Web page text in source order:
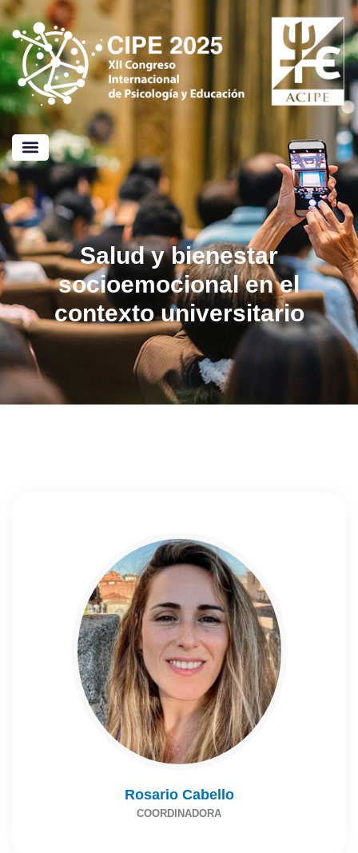
Salud y bienestar
socioemocional en el
contexto universitario
Rosario Cabello
COORDINADORA